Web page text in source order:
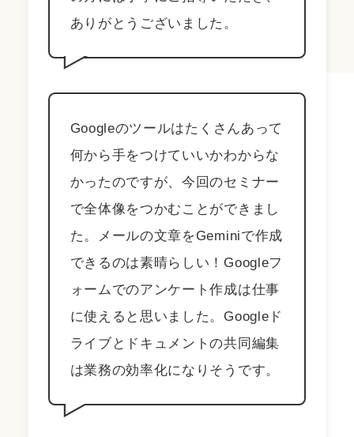
ありがとうございました。
Googleのツールはたくさんあって
何から手をつけていいかわからな
かったのですが、今回のセミナー
で全体像をつかむことができまし
た。メールの文章をGeminiで作成
できるのは素晴らしい！Googleフ
ォームでのアンケート作成は仕事
に使えると思いました。Googleド
ライブとドキュメントの共同編集
は業務の効率化になりそうです。